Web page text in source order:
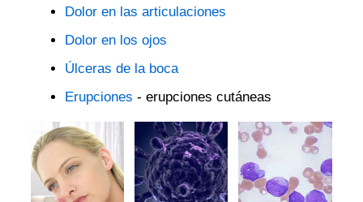
Dolor en las articulaciones
Dolor en los ojos
Úlceras de la boca
Erupciones - erupciones cutáneas